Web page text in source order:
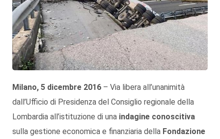
Milano, 5 dicembre 2016 – Via libera all’unanimità
dall’Ufficio di Presidenza del Consiglio regionale della
Lombardia all’istituzione di una indagine conoscitiva
sulla gestione economica e finanziaria della Fondazione